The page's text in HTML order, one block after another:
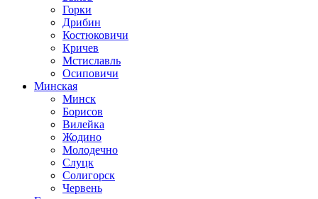
Горки
Дрибин
Костюковичи
Кричев
Мстиславль
Осиповичи
Минская
Минск
Борисов
Вилейка
Жодино
Молодечно
Слуцк
Солигорск
Червень